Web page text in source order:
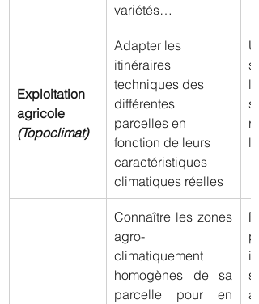
variétés…
Exploitation
agricole
(Topoclimat)
Adapter les
itinéraires
techniques des
différentes
parcelles en
fonction de leurs
caractéristiques
climatiques réelles
Connaître les zones
agro-
climatiquement
homogènes de sa
parcelle pour en